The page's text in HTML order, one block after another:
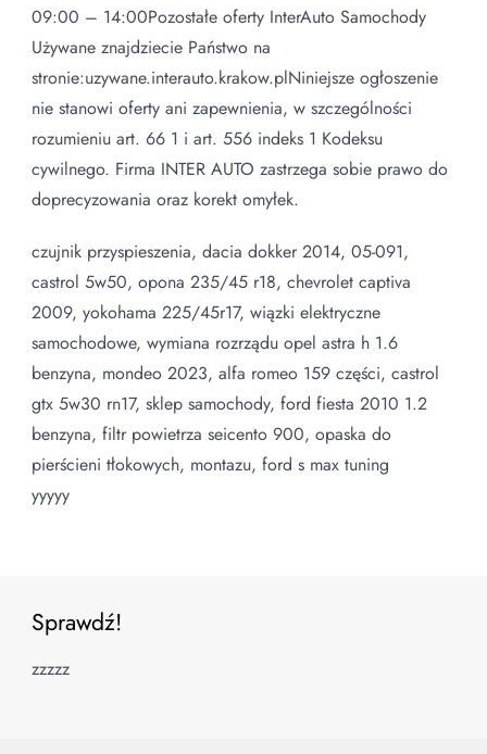
09:00 – 14:00Pozostałe oferty InterAuto Samochody
Używane znajdziecie Państwo na
stronie:uzywane.interauto.krakow.plNiniejsze ogłoszenie
nie stanowi oferty ani zapewnienia, w szczególności
rozumieniu art. 66 1 i art. 556 indeks 1 Kodeksu
cywilnego. Firma INTER AUTO zastrzega sobie prawo do
doprecyzowania oraz korekt omyłek.
czujnik przyspieszenia, dacia dokker 2014, 05-091,
castrol 5w50, opona 235/45 r18, chevrolet captiva
2009, yokohama 225/45r17, wiązki elektryczne
samochodowe, wymiana rozrządu opel astra h 1.6
benzyna, mondeo 2023, alfa romeo 159 części, castrol
gtx 5w30 rn17, sklep samochody, ford fiesta 2010 1.2
benzyna, filtr powietrza seicento 900, opaska do
pierścieni tłokowych, montazu, ford s max tuning
yyyyy
Sprawdź!
zzzzz